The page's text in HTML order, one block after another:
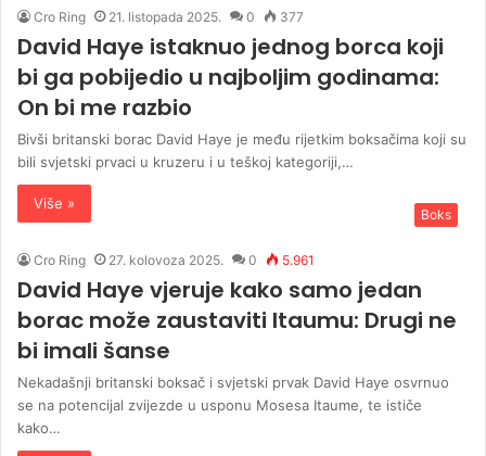
Cro Ring 21. listopada 2025. 0 377
David Haye istaknuo jednog borca koji
bi ga pobijedio u najboljim godinama:
On bi me razbio
Bivši britanski borac David Haye je među rijetkim boksačima koji su
bili svjetski prvaci u kruzeru i u teškoj kategoriji,…
Više »
Boks
Cro Ring 27. kolovoza 2025. 0 5.961
David Haye vjeruje kako samo jedan
borac može zaustaviti Itaumu: Drugi ne
bi imali šanse
Nekadašnji britanski boksač i svjetski prvak David Haye osvrnuo
se na potencijal zvijezde u usponu Mosesa Itaume, te ističe
kako…